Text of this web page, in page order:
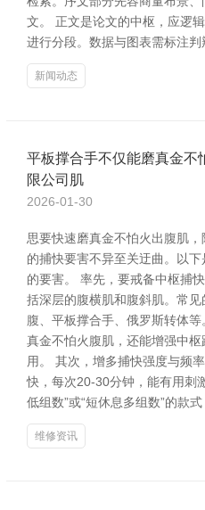
文。 正文是论文的中枢，应逻
进行分段。数据与图表需标注
新闻动态
平板撑合手不仅能磨真金不
限公司肌
2026-01-30
思要快速磨真金不怕火出腹肌
的捕快要害不异至关迂曲。以
的要害。 率先，要戒备中枢捕
括深层的腹横肌和腹斜肌。常
腹、平板撑合手、俄罗斯转体
真金不怕火腹肌，还能增强中
用。 其次，增多捕快强度与频
快，每次20-30分钟，能有用刺
低组数”或“短休息多组数”的款
维修资讯